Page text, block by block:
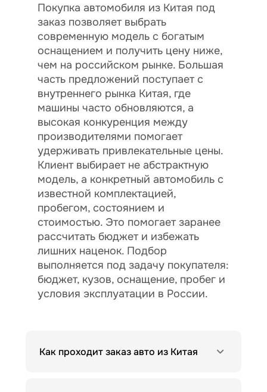
Покупка автомобиля из Китая под
заказ позволяет выбрать
современную модель с богатым
оснащением и получить цену ниже,
чем на российском рынке. Большая
часть предложений поступает с
внутреннего рынка Китая, где
машины часто обновляются, а
высокая конкуренция между
производителями помогает
удерживать привлекательные цены.
Клиент выбирает не абстрактную
модель, а конкретный автомобиль с
известной комплектацией,
пробегом, состоянием и
стоимостью. Это помогает заранее
рассчитать бюджет и избежать
лишних наценок. Подбор
выполняется под задачу покупателя:
бюджет, кузов, оснащение, пробег и
условия эксплуатации в России.
Как проходит заказ авто из Китая